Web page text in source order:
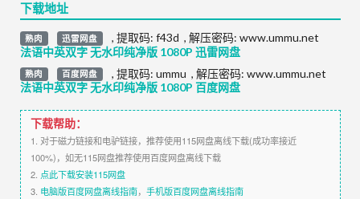
下载地址
熟肉 迅雷网盘
法语中英双字 无水印纯净版 1080P 迅雷网盘
, 提取码: f43d , 解压密码: www.ummu.net
熟肉 百度网盘
法语中英双字 无水印纯净版 1080P 百度网盘
, 提取码: ummu , 解压密码: www.ummu.net
下载帮助：
1. 对于磁力链接和电驴链接，推荐使用115网盘离线下载(成功率接近
100%)，如无115网盘推荐使用百度网盘离线下载
2. 点此下载安装115网盘
3. 电脑版百度网盘离线指南， 手机版百度网盘离线指南